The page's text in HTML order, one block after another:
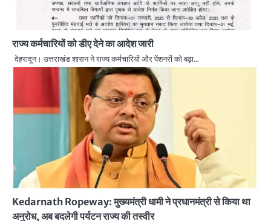
राज्य कर्मचारियों को डीए देने का आदेश जारी
देहरादून। उत्तराखंड शासन ने राज्य कर्मचारियों और पेंशनरों को बढ़ा…
Kedarnath Ropeway: मुख्यमंत्री धामी ने प्रधानमंत्री से किया था
अनुरोध, अब बदलेगी पर्यटन राज्‍य की तस्‍वीर